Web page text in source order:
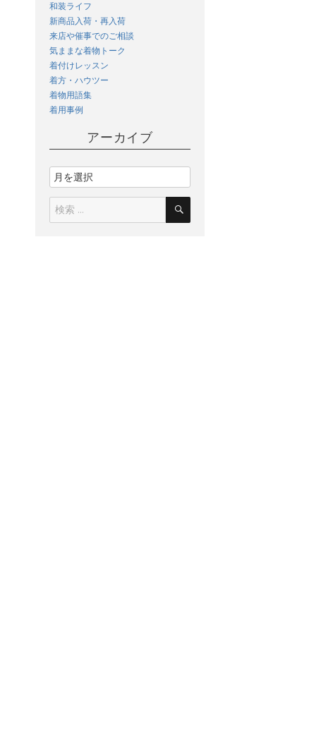
和装ライフ
新商品入荷・再入荷
来店や催事でのご相談
気ままな着物トーク
着付けレッスン
着方・ハウツー
着物用語集
着用事例
アーカイブ